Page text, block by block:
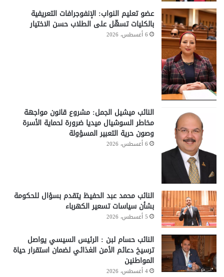
عضو تعليم النواب: الإنفوجرافات التعريفية
بالكليات تسهّل على الطلاب حسن الاختيار
6 أغسطس، 2026
النائب ميشيل الجمل: مشروع قانون مواجهة
مخاطر السوشيال ميديا ضرورة لحماية الأسرة
وصون حرية التعبير المسؤولة
6 أغسطس، 2026
النائب محمد عبد الحفيظ يتقدم بسؤال للحكومة
بشأن سياسات تسعير الكهرباء
5 أغسطس، 2026
النائب حسام لبن : الرئيس السيسي يواصل
ترسيخ دعائم الأمن الغذائي لضمان استقرار حياة
المواطنين
4 أغسطس، 2026